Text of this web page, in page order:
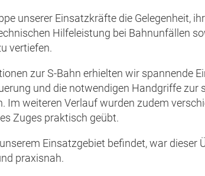
unserer Einsatzkräfte die Gelegenheit,
Hilfeleistung bei Bahnunfällen
vertiefen.
zur S-Bahn erhielten wir spannende
und die notwendigen Handgriffe zur
Im weiteren Verlauf wurden zudem
Zuges praktisch geübt.
Einsatzgebiet befindet, war dieser
praxisnah.